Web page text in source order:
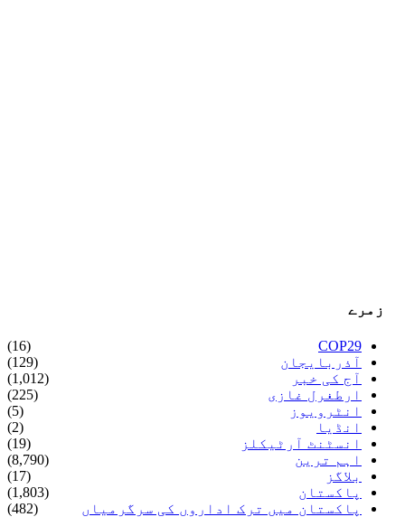
زمرے
COP29
(16)
آذربایجان
(129)
آج کی خبر
(1,012)
ارطغرل غازی
(225)
انٹرویوز
(5)
انڈیا
(2)
انسٹنٹ آرٹیکلز
(19)
اہم ترین
(8,790)
بلاگز
(17)
پاکستان
(1,803)
پاکستان میں ترک اداروں کی سرگرمیاں
(482)